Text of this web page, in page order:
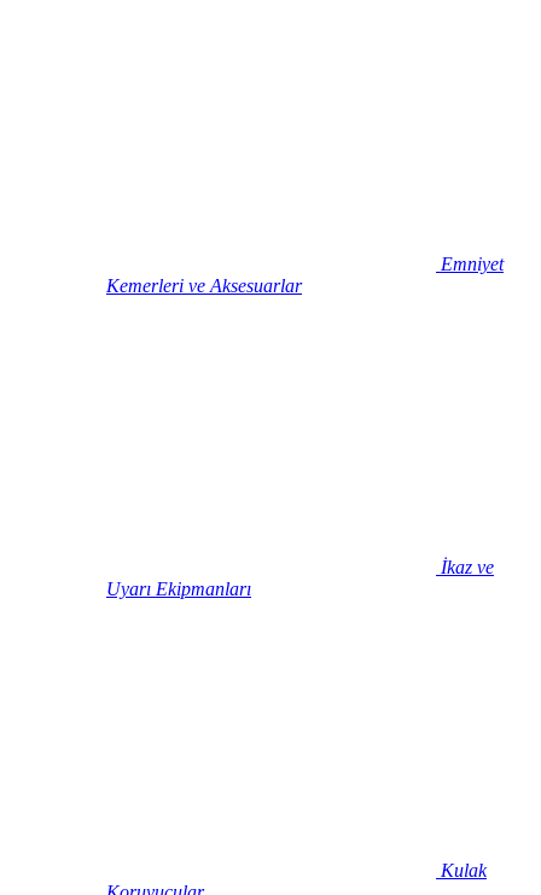
Emniyet
Kemerleri ve Aksesuarlar
İkaz ve
Uyarı Ekipmanları
Kulak